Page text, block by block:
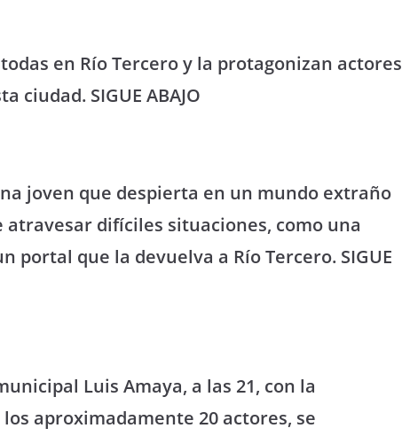
en Río Tercero y la protagonizan actores
ciudad. SIGUE ABAJO
joven que despierta en un mundo extraño
atravesar difíciles situaciones, como una
portal que la devuelva a Río Tercero. SIGUE
Luis Amaya, a las 21, con la
aproximadamente 20 actores, se